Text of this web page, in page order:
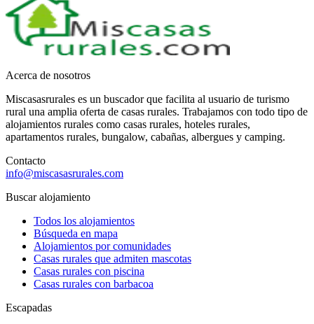
Acerca de nosotros
Miscasasrurales es un buscador que facilita al usuario de turismo
rural una amplia oferta de casas rurales. Trabajamos con todo tipo de
alojamientos rurales como casas rurales, hoteles rurales,
apartamentos rurales, bungalow, cabañas, albergues y camping.
Contacto
info@miscasasrurales.com
Buscar alojamiento
Todos los alojamientos
Búsqueda en mapa
Alojamientos por comunidades
Casas rurales que admiten mascotas
Casas rurales con piscina
Casas rurales con barbacoa
Escapadas